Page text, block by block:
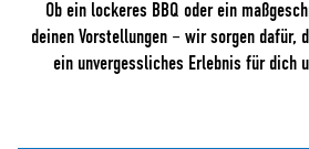
Ob ein lockeres BBQ oder ein
deinen Vorstellungen – wir sorgen dafür,
ein unvergessliches Erlebnis für dich